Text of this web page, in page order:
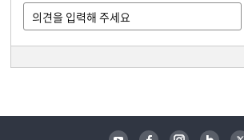
유튜브 페이스북 인스타그램 블로그 트위터